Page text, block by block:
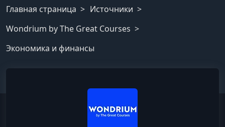
Главная страница
Источники
Wondrium by The Great Courses
Экономика и финансы